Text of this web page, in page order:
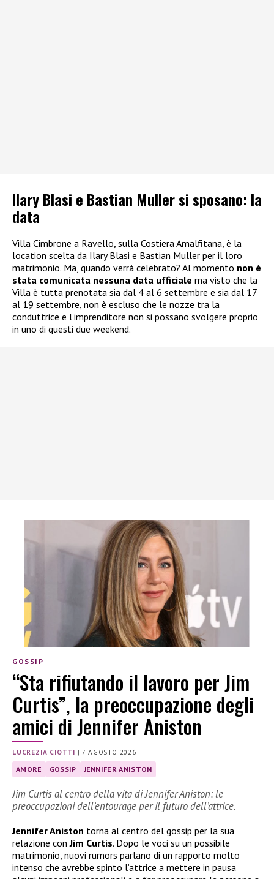
Ilary Blasi e Bastian Muller si sposano: la
data
Villa Cimbrone a Ravello, sulla Costiera Amalfitana, è la
location scelta da Ilary Blasi e Bastian Muller per il loro
matrimonio. Ma, quando verrà celebrato? Al momento non è
stata comunicata nessuna data ufficiale ma visto che la
Villa è tutta prenotata sia dal 4 al 6 settembre e sia dal 17
al 19 settembre, non è escluso che le nozze tra la
conduttrice e l’imprenditore non si possano svolgere proprio
in uno di questi due weekend.
GOSSIP
“Sta rifiutando il lavoro per Jim
Curtis”, la preoccupazione degli
amici di Jennifer Aniston
LUCREZIA CIOTTI |7 AGOSTO 2026
AMORE GOSSIP JENNIFER ANISTON
Jim Curtis al centro della vita di Jennifer Aniston: le
preoccupazioni dell’entourage per il futuro dell’attrice.
Jennifer Aniston torna al centro del gossip per la sua
relazione conJim Curtis. Dopo le voci su un possibile
matrimonio, nuovi rumors parlano di un rapporto molto
intenso che avrebbe spinto l’attrice a mettere in pausa